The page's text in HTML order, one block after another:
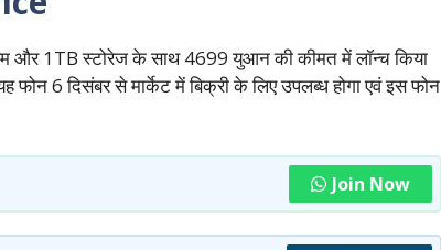
और 1TB स्टोरेज के साथ 4699 युआन की कीमत में लॉन्च किया
6 दिसंबर से मार्केट में बिक्री के लिए उपलब्ध होगा एवं इस फोन
Join Now